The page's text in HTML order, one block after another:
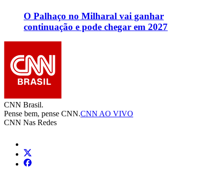
O Palhaço no Milharal vai ganhar
continuação e pode chegar em 2027
CNN Brasil.
Pense bem, pense CNN.CNN AO VIVO
CNN Nas Redes